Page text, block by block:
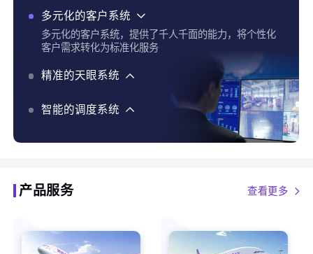
多元化的客户系统
多元化的客户系统，提供了千人千面的能力，将个性化
客户需求转化为标准化服务
精准的天眼系统
精准的天眼系统，实现了货物实时追踪、全程运输可视
化、智能预警，最大程度保障客户货物安全
智能的调度系统
智能的调度系统，使用AI、大数据、自有地图等能力，
结合货构、天气、路况等百种维度，为客户提供最优时
产品服务 查看更多